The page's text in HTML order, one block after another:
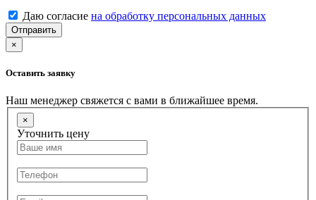
Даю согласие на обработку персональных данных
Отправить
×
Оставить заявку
Наш менеджер свяжется с вами в ближайшее время.
×
Уточнить цену